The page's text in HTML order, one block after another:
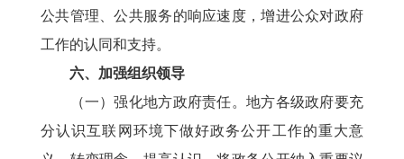
公共管理、公共服务的响应速度，增进公众对政府
工作的认同和支持。
六、加强组织领导
（一）强化地方政府责任。地方各级政府要充
分认识互联网环境下做好政务公开工作的重大意